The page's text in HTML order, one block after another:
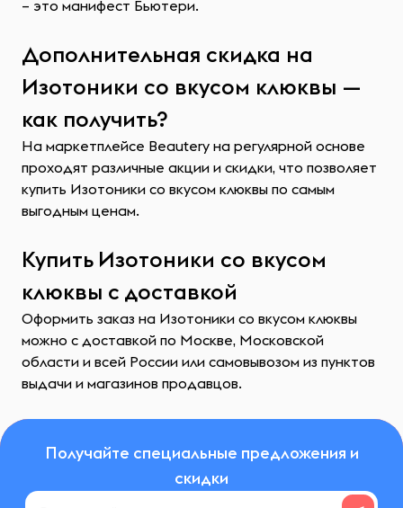
– это манифест Бьютери.
Дополнительная скидка на
Изотоники со вкусом клюквы —
как получить?
На маркетплейсе Beautery на регулярной основе
проходят различные акции и скидки, что позволяет
купить Изотоники со вкусом клюквы по самым
выгодным ценам.
Купить Изотоники со вкусом
клюквы с доставкой
Оформить заказ на Изотоники со вкусом клюквы
можно с доставкой по Москве, Московской
области и всей России или самовывозом из пунктов
выдачи и магазинов продавцов.
Получайте специальные предложения и
скидки